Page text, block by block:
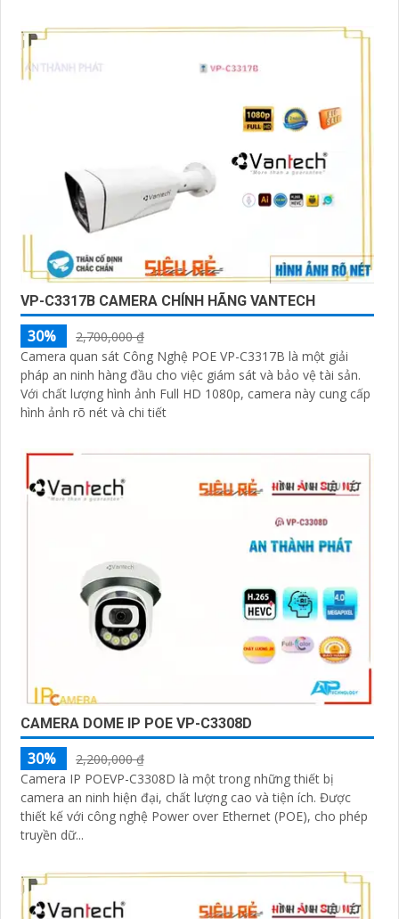
VP-C3317B CAMERA CHÍNH HÃNG VANTECH
30%
2,700,000 ₫
Camera quan sát Công Nghệ POE VP-C3317B là một giải
pháp an ninh hàng đầu cho việc giám sát và bảo vệ tài sản.
Với chất lượng hình ảnh Full HD 1080p, camera này cung cấp
hình ảnh rõ nét và chi tiết
CAMERA DOME IP POE VP-C3308D
30%
2,200,000 ₫
Camera IP POEVP-C3308D là một trong những thiết bị
camera an ninh hiện đại, chất lượng cao và tiện ích. Được
thiết kế với công nghệ Power over Ethernet (POE), cho phép
truyền dữ...